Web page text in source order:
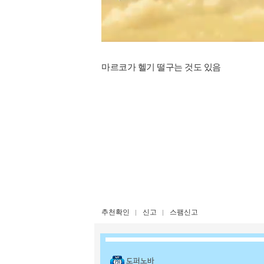
마르코가 헬기 떨구는 것도 있음
추천확인 신고 스팸신고
도퍼노바